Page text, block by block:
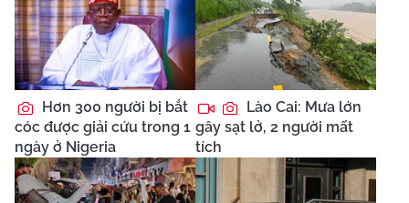
Hơn 300 người bị bắt
cóc được giải cứu trong 1
ngày ở Nigeria
Lào Cai: Mưa lớn
gây sạt lở, 2 người mất
tích